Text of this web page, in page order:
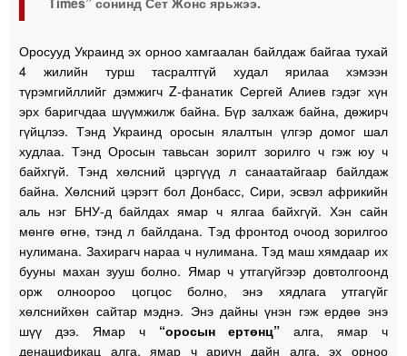
Оросууд Украинд эх орноо хамгаалан байлдаж байгаа тухай
4 жилийн турш тасралтгүй худал ярилаа хэмээн
түрэмгийллийг дэмжигч Z-фанатик Сергей Алиев гэдэг хүн
эрх баригчдаа шүүмжилж байна. Бүр залхаж байна, дөжирч
гүйцлээ. Тэнд Украинд оросын ялалтын үлгэр домог шал
худлаа. Тэнд Оросын тавьсан зорилт зорилго ч гэж юу ч
байхгүй. Тэнд хөлсний цэргүүд л санаатайгаар байлдаж
байна. Хөлсний цэрэгт бол Донбасс, Сири, эсвэл африкийн
аль нэг БНУ-д байлдах ямар ч ялгаа байхгүй. Хэн сайн
мөнгө өгнө, тэнд л байлдана. Тэд фронтод очоод зорилгоо
нулимана. Захирагч нараа ч нулимана. Тэд маш хямдаар их
бууны махан зууш болно. Ямар ч утгагүйгээр довтолгоонд
орж олноороо цогцос болно, энэ хядлага утгагүйг
хөлснийхөн сайтар мэднэ. Энэ дайны үнэн гэж ердөө энэ
шүү дээ. Ямар ч “оросын ертөнц” алга, ямар ч
денацификац алга, ямар ч ариун дайн алга, эх орноо